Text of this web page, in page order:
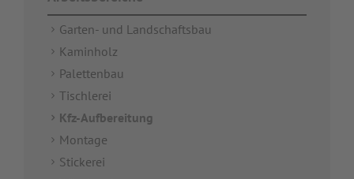
Garten- und Landschaftsbau
Kaminholz
Palettenbau
Tischlerei
Kfz-Aufbereitung
Montage
Stickerei